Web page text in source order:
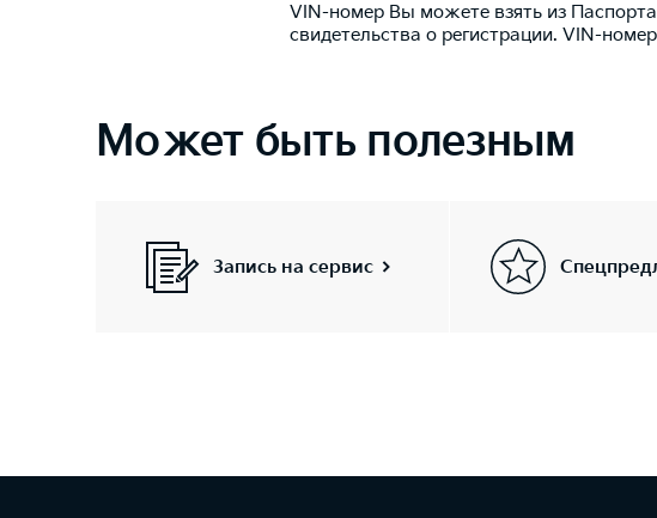
VIN-номер Вы можете взять из
свидетельства о регистрации. VIN-
Может быть полезным
Запись на сервис